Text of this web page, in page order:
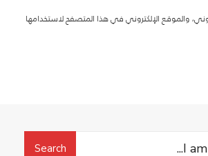
والموقع الإلكتروني في هذا المتصفح لاستخدامها
Search